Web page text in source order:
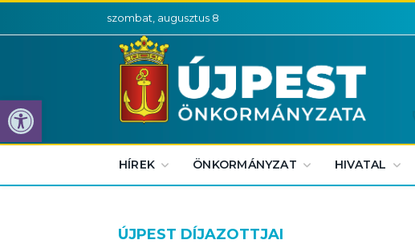
Eszköztár megnyitása
szombat, augusztus 8
HÍREK ÖNKORMÁNYZAT HIVATAL
ÚJPEST DÍJAZOTTJAI